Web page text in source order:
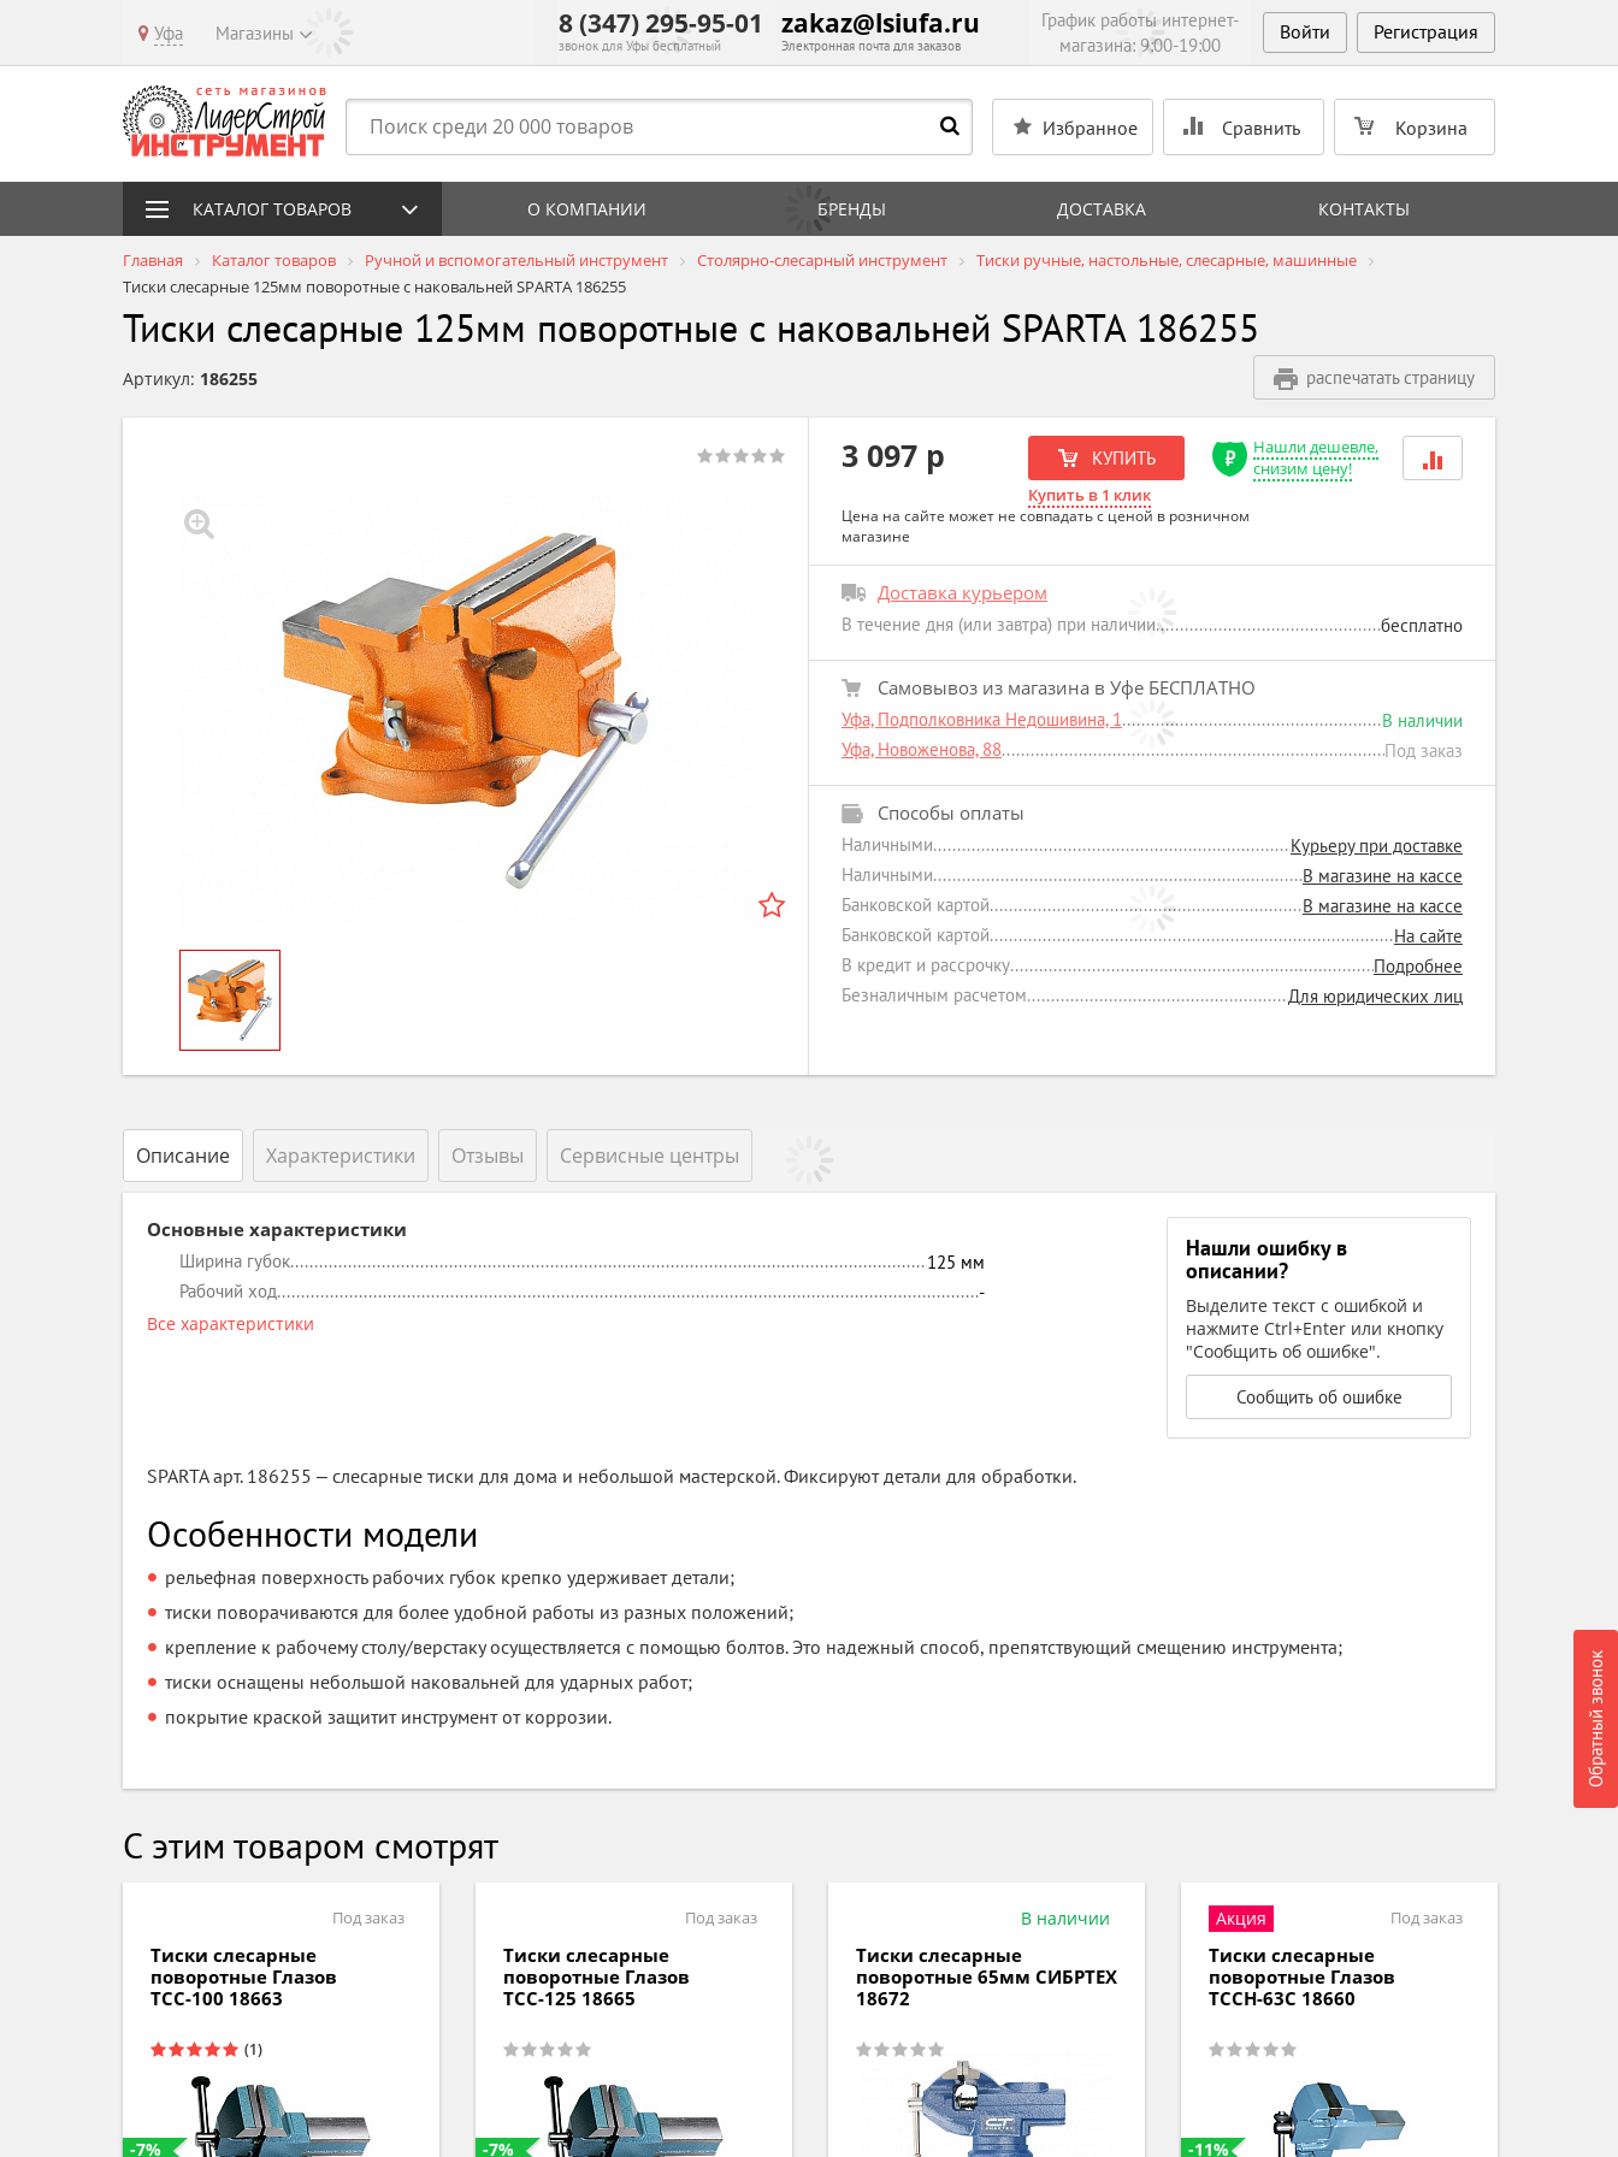
Уфа Магазины 8 (347) 295-95-01
звонок для Уфы бесплатный
zakaz@lsiufa.ru
Электронная почта для заказов
График работы интернет-
магазина: 9:00-19:00
Войти Регистрация
Избранное Сравнить Корзина
Обратный звонок
КАТАЛОГ ТОВАРОВ О КОМПАНИИ БРЕНДЫ ДОСТАВКА КОНТАКТЫ
Главная Каталог товаров Ручной и вспомогательный инструмент Столярно-слесарный инструмент
Тиски ручные, настольные, слесарные, машинные
Тиски слесарные 125мм поворотные с наковальней SPARTA 186255
Тиски слесарные 125мм поворотные с наковальней SPARTA 186255
распечатать страницу
Артикул: 186255
3 097 р КУПИТЬ
Купить в 1 клик
Нашли дешевле,
снизим цену!
Цена на сайте может не совпадать с ценой в розничном
магазине
Доставка курьером
В течение дня (или завтра) при наличии бесплатно
Самовывоз из магазина в Уфе БЕСПЛАТНО
Уфа, Подполковника Недошивина, 1
В наличии
Уфа, Новоженова, 88
Под заказ
Способы оплаты
Наличными
Курьеру при доставке
Наличными
В магазине на кассе
Банковской картой
В магазине на кассе
Банковской картой
На сайте
В кредит и рассрочку
Подробнее
Безналичным расчетом
Для юридических лиц
Описание Характеристики Отзывы Сервисные центры
Основные характеристики
Ширина губок 125 мм
Рабочий ход
-
Все характеристики
Нашли ошибку в
описании?
Выделите текст с ошибкой и
нажмите Ctrl+Enter или кнопку
"Сообщить об ошибке".
Сообщить об ошибке
SPARTA арт. 186255 ‒ слесарные тиски для дома и небольшой мастерской. Фиксируют детали для обработки.
Особенности модели
рельефная поверхность рабочих губок крепко удерживает детали;
тиски поворачиваются для более удобной работы из разных положений;
крепление к рабочему столу/верстаку осуществляется с помощью болтов. Это надежный способ, препятствующий смещению инструмента;
тиски оснащены небольшой наковальней для ударных работ;
покрытие краской защитит инструмент от коррозии.
С этим товаром смотрят
Под заказ
Тиски слесарные
поворотные Глазов
ТСС-100 18663
-7%
Под заказ
Тиски слесарные
поворотные Глазов
ТСС-125 18665
-7%
В наличии
Тиски слесарные
поворотные 65мм СИБРТЕХ
18672
Акция Под заказ
Тиски слесарные
поворотные Глазов
ТССН-63С 18660
-11%